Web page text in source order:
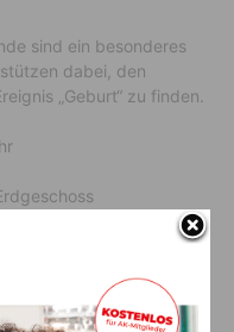
sind ein besonderes
dabei, den
„Geburt“ zu finden.
und die
für Gynäkologie
für werdende Eltern (lkh-